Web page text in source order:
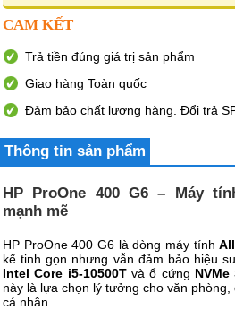
CAM KẾT
Trả tiền đúng giá trị sản phẩm
Giao hàng Toàn quốc
Đảm bảo chất lượng hàng. Đổi trả
Thông tin sản phẩm
HP ProOne 400 G6 – Máy
mạnh mẽ
HP ProOne 400 G6 là dòng máy tính
kế tinh gọn nhưng vẫn đảm bảo hiệu
Intel Core i5-10500Tvà ổ cứng
này là lựa chọn lý tưởng cho văn
cá nhân.